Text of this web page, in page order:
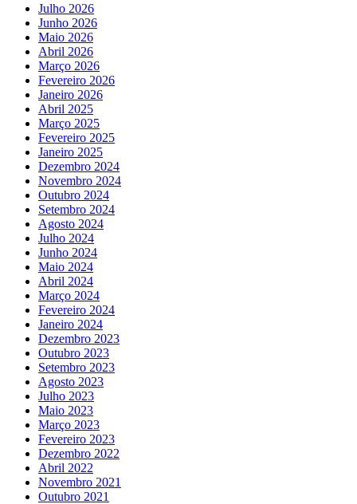
Julho 2026
Junho 2026
Maio 2026
Abril 2026
Março 2026
Fevereiro 2026
Janeiro 2026
Abril 2025
Março 2025
Fevereiro 2025
Janeiro 2025
Dezembro 2024
Novembro 2024
Outubro 2024
Setembro 2024
Agosto 2024
Julho 2024
Junho 2024
Maio 2024
Abril 2024
Março 2024
Fevereiro 2024
Janeiro 2024
Dezembro 2023
Outubro 2023
Setembro 2023
Agosto 2023
Julho 2023
Maio 2023
Março 2023
Fevereiro 2023
Dezembro 2022
Abril 2022
Novembro 2021
Outubro 2021